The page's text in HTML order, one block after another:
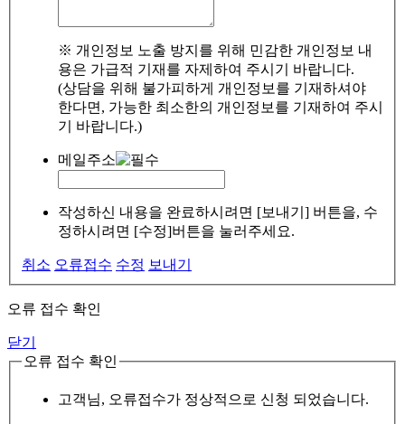
※ 개인정보 노출 방지를 위해 민감한 개인정보 내
용은 가급적 기재를 자제하여 주시기 바랍니다.
(상담을 위해 불가피하게 개인정보를 기재하셔야
한다면, 가능한 최소한의 개인정보를 기재하여 주시
기 바랍니다.)
메일주소
작성하신 내용을 완료하시려면 [보내기] 버튼을, 수
정하시려면 [수정]버튼을 눌러주세요.
취소 오류접수 수정 보내기
오류 접수 확인
닫기
오류 접수 확인
고객님, 오류접수가 정상적으로 신청 되었습니다.